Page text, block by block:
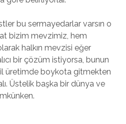
bu sermayedarlar varsın o
bizim mevzimiz, hem
halkın mevzisi eğer
bir çözüm istiyorsa, bunun
üretimde boykota gitmekten
Üstelik başka bir dünya ve